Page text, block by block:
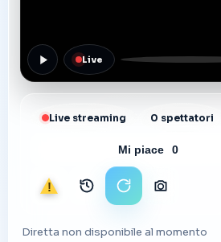
Live
Live streaming 0 spettatori
Mi piace 0
SegnalaArchivio immagini
Ricarica stream
Scarica foto
Diretta non disponibile al momento